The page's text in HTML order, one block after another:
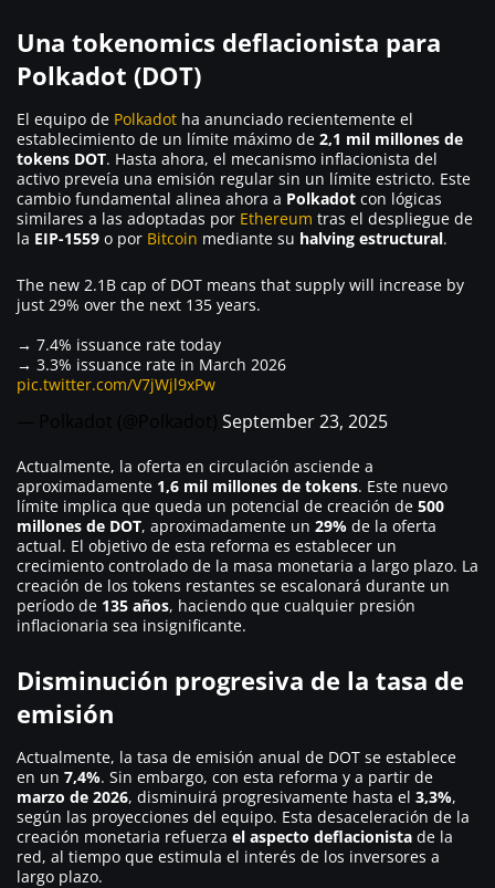
Una tokenomics deflacionista para
Polkadot (DOT)
El equipo de Polkadot ha anunciado recientemente el
establecimiento de un límite máximo de 2,1 mil millones de
tokens DOT. Hasta ahora, el mecanismo inflacionista del
activo preveía una emisión regular sin un límite estricto. Este
cambio fundamental alinea ahora a Polkadot con lógicas
similares a las adoptadas por Ethereum tras el despliegue de
la EIP-1559 o por Bitcoin mediante su halving estructural.
The new 2.1B cap of DOT means that supply will increase by
just 29% over the next 135 years.
→ 7.4% issuance rate today
→ 3.3% issuance rate in March 2026
pic.twitter.com/V7jWjl9xPw
September 23, 2025
Actualmente, la oferta en circulación asciende a
aproximadamente 1,6 mil millones de tokens. Este nuevo
límite implica que queda un potencial de creación de 500
millones de DOT, aproximadamente un 29% de la oferta
actual. El objetivo de esta reforma es establecer un
crecimiento controlado de la masa monetaria a largo plazo. La
creación de los tokens restantes se escalonará durante un
período de 135 años, haciendo que cualquier presión
inflacionaria sea insignificante.
Disminución progresiva de la tasa de
emisión
Actualmente, la tasa de emisión anual de DOT se establece
en un 7,4%. Sin embargo, con esta reforma y a partir de
marzo de 2026, disminuirá progresivamente hasta el 3,3%,
según las proyecciones del equipo. Esta desaceleración de la
creación monetaria refuerza el aspecto deflacionista de la
red, al tiempo que estimula el interés de los inversores a
largo plazo.